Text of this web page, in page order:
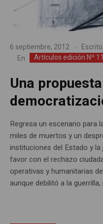
6 septiembre, 2012
En
Artículos edición Nº
Una
Regresa un escenario para
miles de muertos y un
instituciones del Estado y
favor con el rechazo
operativas y humanitarias
aunque debilitó a la guerrilla,